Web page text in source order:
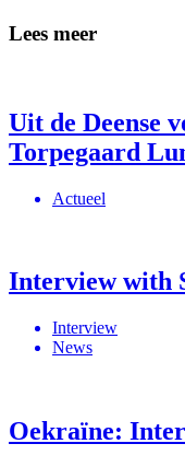
Lees meer
Uit de Deense
Torpegaard
Actueel
Interview with
Interview
News
Oekraïne: